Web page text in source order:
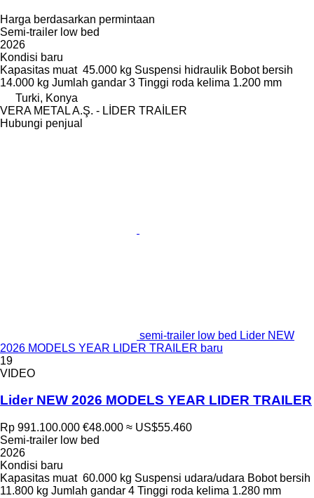
Harga berdasarkan permintaan
Semi-trailer low bed
2026
Kondisi baru
Kapasitas muat 45.000 kg Suspensi hidraulik Bobot bersih
14.000 kg Jumlah gandar 3 Tinggi roda kelima 1.200 mm
Turki, Konya
VERA METAL A.Ş. - LİDER TRAİLER
Hubungi penjual
semi-trailer low bed Lider NEW
2026 MODELS YEAR LIDER TRAILER baru
19
VIDEO
Lider NEW 2026 MODELS YEAR LIDER TRAILER
Rp 991.100.000 €48.000 ≈ US$55.460
Semi-trailer low bed
2026
Kondisi baru
Kapasitas muat 60.000 kg Suspensi udara/udara Bobot bersih
11.800 kg Jumlah gandar 4 Tinggi roda kelima 1.280 mm